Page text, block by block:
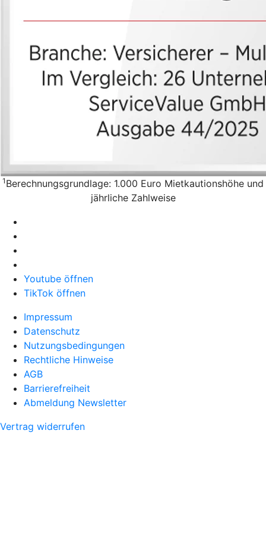
1 Berechnungsgrundlage: 1.000 Euro Mietkautionshöhe und
jährliche Zahlweise
Youtube öffnen
TikTok öffnen
Impressum
Datenschutz
Nutzungsbedingungen
Rechtliche Hinweise
AGB
Barrierefreiheit
Abmeldung Newsletter
Vertrag widerrufen